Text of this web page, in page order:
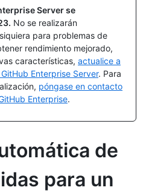
Server se
. No se realizarán
para problemas de
rendimiento mejorado,
características, actualice a
Enterprise Server. Para
póngase en contacto
Enterprise.
de
para un